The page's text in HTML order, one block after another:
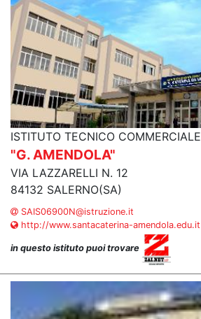
ISTITUTO TECNICO COMMERCIALE
"G. AMENDOLA"
VIA LAZZARELLI N. 12
84132 SALERNO(SA)
SAIS06900N@istruzione.it
http://www.santacaterina-amendola.edu.it
in questo istituto puoi trovare